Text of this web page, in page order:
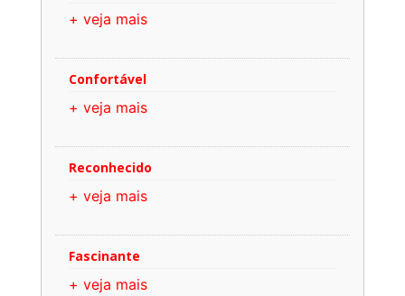
+ veja mais
Confortável
+ veja mais
Reconhecido
+ veja mais
Fascinante
+ veja mais